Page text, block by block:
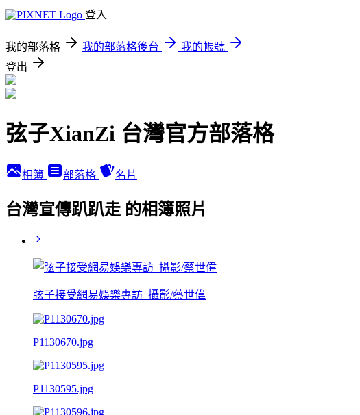
登入
我的部落格 我的部落格後台
我的帳號
登出
弦子XianZi 台灣官方部落格
相簿 部落格 名片
台灣宣傳趴趴走 的相簿照片
弦子接受網易娛樂專訪_攝影/蔡世偉
P1130670.jpg
P1130595.jpg